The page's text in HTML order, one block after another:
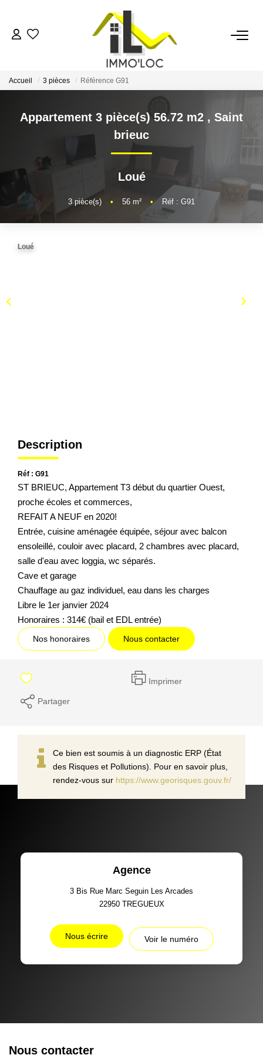
ACCUEIL
FAIRE GÉRER
AVIS CLIENTS
Accueil 3 pièces Référence G91
Appartement 3 pièce(s) 56.72 m2 , Saint
brieuc
Loué
3 pièce(s) • 56 m² • Réf : G91
Loué
Description
Réf : G91
ST BRIEUC, Appartement T3 début du quartier Ouest,
proche écoles et commerces,
REFAIT A NEUF en 2020!
Entrée, cuisine aménagée équipée, séjour avec balcon
ensoleillé, couloir avec placard, 2 chambres avec placard,
salle d'eau avec loggia, wc séparés.
Cave et garage
Chauffage au gaz individuel, eau dans les charges
Libre le 1er janvier 2024
Honoraires : 314€ (bail et EDL entrée)
Nos honoraires Nous contacter
Imprimer
Partager
Ce bien est soumis à un diagnostic ERP (État
des Risques et Pollutions). Pour en savoir plus,
rendez-vous sur https://www.georisques.gouv.fr/
Agence
3 Bis Rue Marc Seguin Les Arcades
22950 TREGUEUX
Nous écrire Voir le numéro
Nous contacter